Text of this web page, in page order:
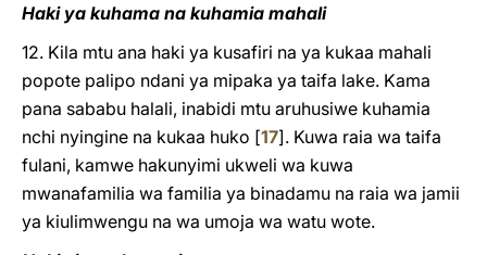
Haki ya kuhama na kuhamia mahali
12. Kila mtu ana haki ya kusafiri na ya kukaa mahali
popote palipo ndani ya mipaka ya taifa lake. Kama
pana sababu halali, inabidi mtu aruhusiwe kuhamia
nchi nyingine na kukaa huko [17]. Kuwa raia wa taifa
fulani, kamwe hakunyimi ukweli wa kuwa
mwanafamilia wa familia ya binadamu na raia wa jamii
ya kiulimwengu na wa umoja wa watu wote.